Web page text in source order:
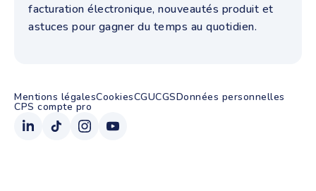
facturation électronique, nouveautés produit et
astuces pour gagner du temps au quotidien.
Mentions légalesCookiesCGUCGSDonnées personnelles
CPS compte pro